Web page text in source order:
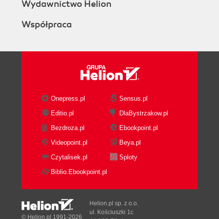
36. Obrazy panoramiczne (169)
39. Symulacja rzutu (183)
41. Obracanie obiektu w określonym kierunku
42. Wyraźny tekst (199)
43. Autouzupełnianie (201)
44. Tworzenie listy wszystkich wpisanych słów
(208)
46. HTML i CSS we Flashu (218)
Wydawnictwo Helion
Współpraca
Onepress.pl
Sensus.pl
Editio.pl
DlaBystrzakow.pl
Bezdroza.pl
Ebookpoint.pl
Videopoint.pl
Beya.pl
Czytalisek.pl
Sploty
Biblio.Ebookpoint.pl
© Helion.pl 1991-2026
Helion.pl sp. z o.o.
ul. Kościuszki 1c